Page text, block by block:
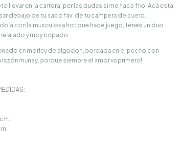
llevar en la cartera, por las dudas si me hace frio. Acá esta
debajo de tu saco fav, de tu campera de cuero.
con la musculosa hot que hace juego, tenes un duo
y moy copado.
en morley de algodon, bordada en el pecho con
munay, porque siempre el amor va primero!